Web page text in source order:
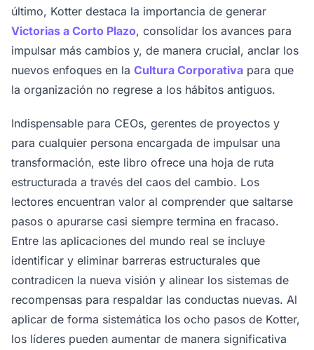
último, Kotter destaca la importancia de generar
Victorias a Corto Plazo, consolidar los avances para
impulsar más cambios y, de manera crucial, anclar los
nuevos enfoques en la Cultura Corporativa para que
la organización no regrese a los hábitos antiguos.
Indispensable para CEOs, gerentes de proyectos y
para cualquier persona encargada de impulsar una
transformación, este libro ofrece una hoja de ruta
estructurada a través del caos del cambio. Los
lectores encuentran valor al comprender que saltarse
pasos o apurarse casi siempre termina en fracaso.
Entre las aplicaciones del mundo real se incluye
identificar y eliminar barreras estructurales que
contradicen la nueva visión y alinear los sistemas de
recompensas para respaldar las conductas nuevas. Al
aplicar de forma sistemática los ocho pasos de Kotter,
los líderes pueden aumentar de manera significativa